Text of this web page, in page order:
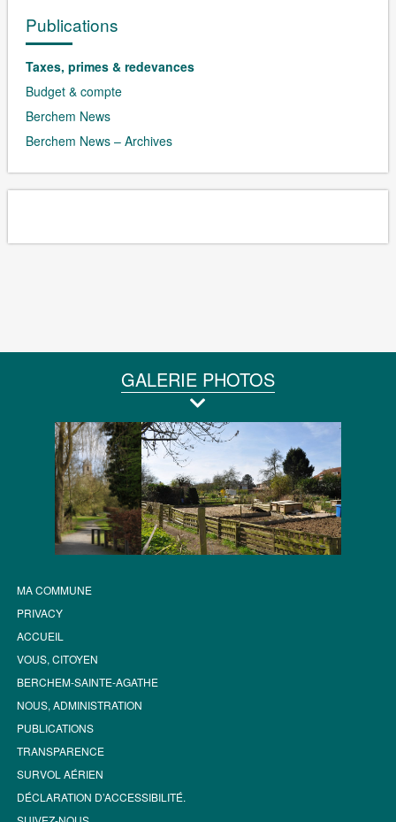
Publications
Taxes, primes & redevances
Budget & compte
Berchem News
Berchem News – Archives
GALERIE PHOTOS
MA COMMUNE
PRIVACY
ACCUEIL
VOUS, CITOYEN
BERCHEM-SAINTE-AGATHE
NOUS, ADMINISTRATION
PUBLICATIONS
TRANSPARENCE
SURVOL AÉRIEN
DÉCLARATION D’ACCESSIBILITÉ.